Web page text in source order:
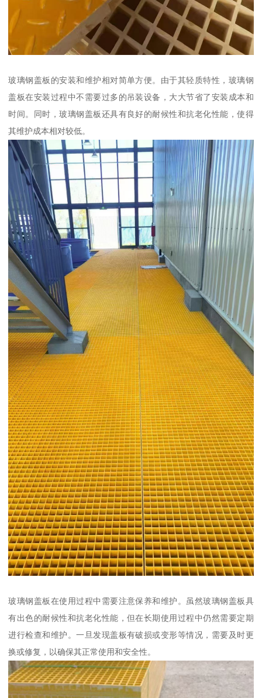
玻璃钢盖板的安装和维护相对简单方便。由于其轻质特性，玻璃钢
盖板在安装过程中不需要过多的吊装设备，大大节省了安装成本和
时间。同时，玻璃钢盖板还具有良好的耐候性和抗老化性能，使得
其维护成本相对较低。
玻璃钢盖板在使用过程中需要注意保养和维护。虽然玻璃钢盖板具
有出色的耐候性和抗老化性能，但在长期使用过程中仍然需要定期
进行检查和维护。一旦发现盖板有破损或变形等情况，需要及时更
换或修复，以确保其正常使用和安全性。